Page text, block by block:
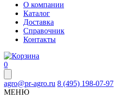
О компании
Каталог
Доставка
Справочник
Контакты
0
agro@pr-agro.ru 8 (495) 198-07-97
МЕНЮ